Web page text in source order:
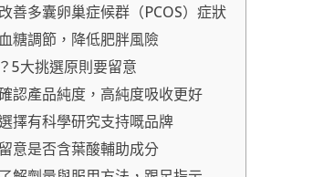
善多囊卵巢症候群（PCOS）症狀
糖調節，降低肥胖風險
5大挑選原則要留意
認產品純度，高純度吸收更好
擇有科學研究支持嘅品牌
意是否含葉酸輔助成分